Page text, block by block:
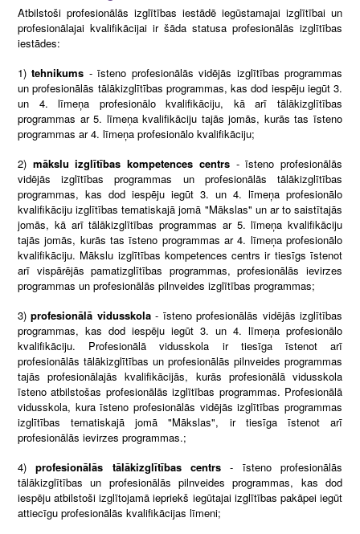
Atbilstoši profesionālās izglītības iestādē iegūstamajai izglītībai un
profesionālajai kvalifikācijai ir šāda statusa profesionālās izglītības
iestādes:
1)tehnikums - īsteno profesionālās vidējās izglītības programmas
un profesionālās tālākizglītības programmas, kas dod iespēju iegūt 3.
un 4. līmeņa profesionālo kvalifikāciju, kā arī tālākizglītības
programmas ar 5. līmeņa kvalifikāciju tajās jomās, kurās tas īsteno
programmas ar 4. līmeņa profesionālo kvalifikāciju;
2) mākslu izglītības kompetences centrs- īsteno profesionālās
vidējās izglītības programmas un profesionālās tālākizglītības
programmas, kas dod iespēju iegūt 3. un 4. līmeņa profesionālo
kvalifikāciju izglītības tematiskajā jomā "Mākslas" un ar to saistītajās
jomās, kā arī tālākizglītības programmas ar 5. līmeņa kvalifikāciju
tajās jomās, kurās tas īsteno programmas ar 4. līmeņa profesionālo
kvalifikāciju. Mākslu izglītības kompetences centrs ir tiesīgs īstenot
arī vispārējās pamatizglītības programmas, profesionālās ievirzes
programmas un profesionālās pilnveides izglītības programmas;
3)profesionālā vidusskola- īsteno profesionālās vidējās izglītības
programmas, kas dod iespēju iegūt 3. un 4. līmeņa profesionālo
kvalifikāciju. Profesionālā vidusskola ir tiesīga īstenot arī
profesionālās tālākizglītības un profesionālās pilnveides programmas
tajās profesionālajās kvalifikācijās, kurās profesionālā vidusskola
īsteno atbilstošas profesionālās izglītības programmas. Profesionālā
vidusskola, kura īsteno profesionālās vidējās izglītības programmas
izglītības tematiskajā jomā "Mākslas", ir tiesīga īstenot arī
profesionālās ievirzes programmas.;
4)profesionālās tālākizglītības centrs - īsteno profesionālās
tālākizglītības un profesionālās pilnveides programmas, kas dod
iespēju atbilstoši izglītojamā iepriekš iegūtajai izglītības pakāpei iegūt
attiecīgu profesionālās kvalifikācijas līmeni;